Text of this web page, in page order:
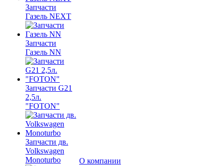
Запчасти
Газель NEXT
Запчасти
Газель NN
Запчасти G21
2,5л.
"FOTON"
Запчасти дв.
Volkswagen
Monoturbo
О компании